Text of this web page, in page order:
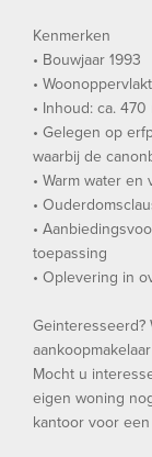
Kenmerken
• Bouwjaar 1993
•
• Inhoud: ca. 470
• Gelegen op
waarbij de
• Warm water
•
•
toepassing
• Oplevering in
Geinteresseerd?
Mocht u
eigen woning
kantoor voor